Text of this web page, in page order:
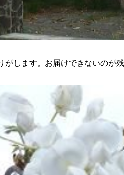
がします。お届けできないのが残